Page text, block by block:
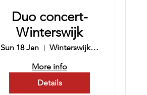
Duo concert-
Winterswijk
Sun 18 Jan
Winterswijk Doopsgezinde kerk
More info
Details